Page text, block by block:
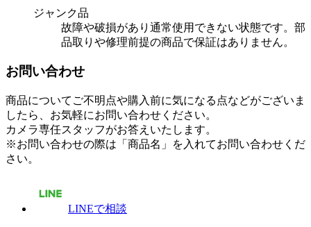
ジャンク品
故障や破損があり通常使用できない状態です。部
品取りや修理前提の商品で保証はありません。
お問い合わせ
商品についてご不明点や購入前に気になる点などがございま
したら、お気軽にお問い合わせください。
カメラ専任スタッフがお答えいたします。
※お問い合わせの際は「商品名」を入れてお問い合わせくだ
さい。
LINEで相談